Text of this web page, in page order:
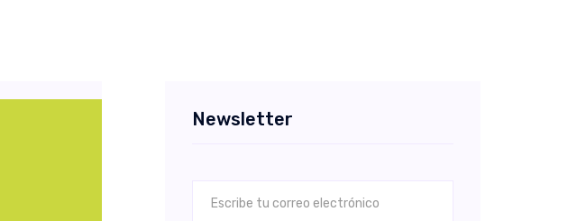
Newsletter